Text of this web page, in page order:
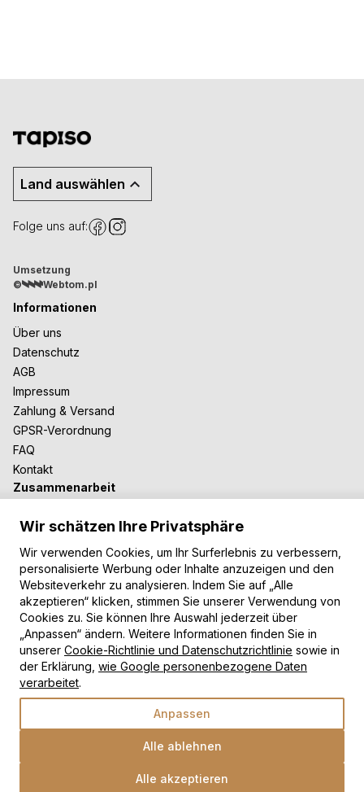
Wähle eine Option
Land auswählen
Folge uns auf:
Umsetzung
©
Webtom.pl
Informationen
Über uns
Datenschutz
AGB
Impressum
Zahlung & Versand
GPSR-Verordnung
FAQ
Kontakt
Zusammenarbeit
B2B-Zusammenarbeit
Unsere Teppiche
Moderne Teppiche
Vintage Teppiche
Shaggy Teppiche
Kinderteppiche
Zahlungsarten
Wir schätzen Ihre Privatsphäre
Wir verwenden Cookies, um Ihr Surferlebnis zu verbessern,
personalisierte Werbung oder Inhalte anzuzeigen und den
Websiteverkehr zu analysieren. Indem Sie auf „Alle
akzeptieren“ klicken, stimmen Sie unserer Verwendung von
Cookies zu. Sie können Ihre Auswahl jederzeit über
„Anpassen“ ändern. Weitere Informationen finden Sie in
unserer Cookie-Richtlinie und Datenschutzrichtlinie sowie in
der Erklärung, wie Google personenbezogene Daten
verarbeitet.
Anpassen
Alle ablehnen
Alle akzeptieren